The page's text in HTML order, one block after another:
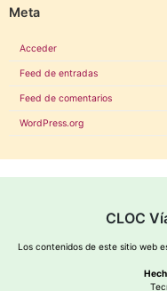
Meta
Acceder
Feed de entradas
Feed de comentarios
WordPress.org
CLOC
Los contenidos de este sitio web